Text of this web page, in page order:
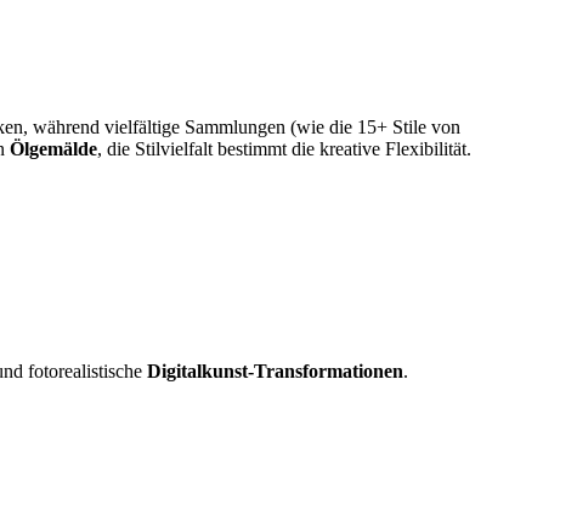
während vielfältige Sammlungen (wie die 15+ Stile von
Ölgemälde, die Stilvielfalt bestimmt die kreative Flexibilität.
fotorealistische Digitalkunst-Transformationen.